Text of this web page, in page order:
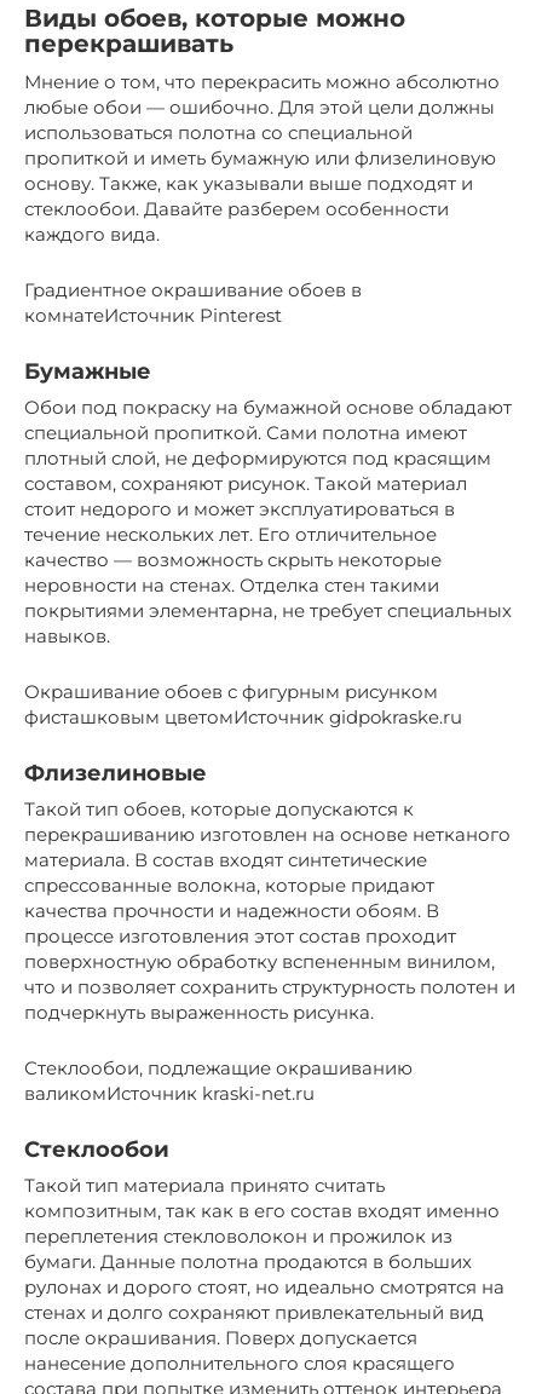
Виды обоев, которые можно
перекрашивать
Мнение о том, что перекрасить можно абсолютно
любые обои — ошибочно. Для этой цели должны
использоваться полотна со специальной
пропиткой и иметь бумажную или флизелиновую
основу. Также, как указывали выше подходят и
стеклообои. Давайте разберем особенности
каждого вида.
Градиентное окрашивание обоев в
комнатеИсточник Pinterest
Бумажные
Обои под покраску на бумажной основе обладают
специальной пропиткой. Сами полотна имеют
плотный слой, не деформируются под красящим
составом, сохраняют рисунок. Такой материал
стоит недорого и может эксплуатироваться в
течение нескольких лет. Его отличительное
качество — возможность скрыть некоторые
неровности на стенах. Отделка стен такими
покрытиями элементарна, не требует специальных
навыков.
Окрашивание обоев с фигурным рисунком
фисташковым цветомИсточник gidpokraske.ru
Флизелиновые
Такой тип обоев, которые допускаются к
перекрашиванию изготовлен на основе нетканого
материала. В состав входят синтетические
спрессованные волокна, которые придают
качества прочности и надежности обоям. В
процессе изготовления этот состав проходит
поверхностную обработку вспененным винилом,
что и позволяет сохранить структурность полотен и
подчеркнуть выраженность рисунка.
Стеклообои, подлежащие окрашиванию
валикомИсточник kraski-net.ru
Стеклообои
Такой тип материала принято считать
композитным, так как в его состав входят именно
переплетения стекловолокон и прожилок из
бумаги. Данные полотна продаются в больших
рулонах и дорого стоят, но идеально смотрятся на
стенах и долго сохраняют привлекательный вид
после окрашивания. Поверх допускается
нанесение дополнительного слоя красящего
состава при попытке изменить оттенок интерьера